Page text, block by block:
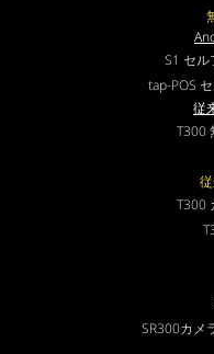
S1 セ
tap-POS
従
T300
T300
SR300カメ